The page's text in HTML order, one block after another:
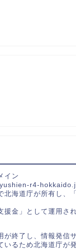
イン
r4-
北海道庁が所有し、
援金」として運用さ
が終了し、情報発信
いるため北海道庁が